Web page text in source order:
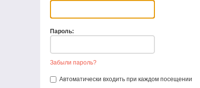
Пароль:
Забыли пароль?
Автоматически входить при каждом посещении